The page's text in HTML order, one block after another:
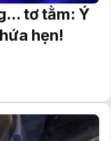
tơ tằm: Ý
hẹn!